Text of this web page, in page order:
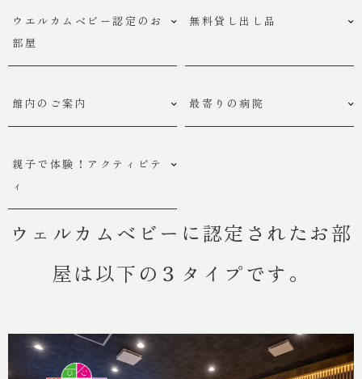
お問い合わせ
湯村温泉 緑屋
別所温泉 緑屋
ウエルカムベビー認定のお
部屋
無料貸し出し品
館内のご案内 最寄りの病院
親子で体験！アクティビテ
ィ
ウェルカムベビーに認定されたお部
屋は以下の３タイプです。